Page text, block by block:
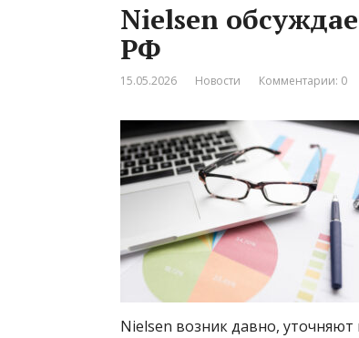
Nielsen
РФ
15.05.2026 Новости Комментарии: 0
Nielsen возник давно, уточняют